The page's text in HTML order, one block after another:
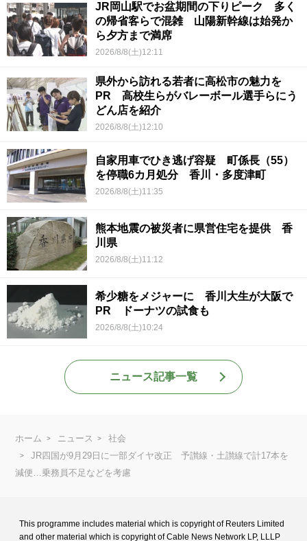
JR岡山駅でお盆期間の下りピーク 多く
の帰省客らで混雑 山陽新幹線は始発か
ら夕方まで満席
2026/8/8(土)12:11
県外から訪れる若者に高松市の魅力を
PR 高校生らがバレーボール選手らにう
どん店を紹介
2026/8/8(土)12:10
自家用車でひき逃げ容疑 町係長（55）
を停職6カ月処分 香川・多度津町
2026/8/8(土)11:35
熊本地震の被災者に県営住宅を提供 香
川県
2026/8/8(土)11:12
希少糖をメジャーに 香川大生が大阪で
PR ドーナツの試食も
2026/8/8(土)10:24
ニュース記事一覧
ホーム ニュース
社会
JR四国が9月29日に一部ダイヤ改正 予讃線・土讃線で計17本を
減便…乗務員不足などを考慮
This programme includes material which is copyright of Reuters Limited
and other material which is copyright of Cable News Network LP, LLLP